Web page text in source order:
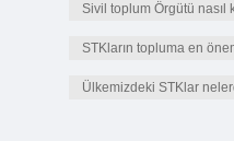
Sivil toplum Örgütü nasıl
STKların topluma en
Ülkemizdeki STKlar